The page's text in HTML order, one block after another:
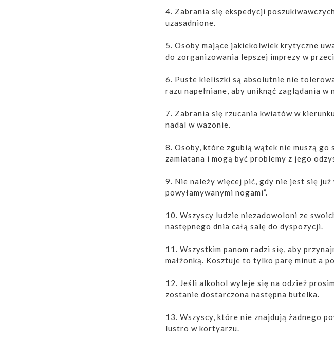
4. Zabrania się ekspedycji
uzasadnione.
5. Osoby mające jakiekolwiek krytyczne
do zorganizowania lepszej imprezy w
6. Puste kieliszki są absolutnie nie
razu napełniane, aby uniknąć zaglądania w
7. Zabrania się rzucania kwiatów w
nadal w wazonie.
8. Osoby, które zgubią wątek nie muszą go
zamiatana i mogą być problemy z jego
9. Nie należy więcej pić, gdy nie jest się
powyłamywanymi nogami”.
10. Wszyscy ludzie niezadowoloni ze
następnego dnia całą salę do dyspozycji.
11. Wszystkim panom radzi się, aby
małżonką. Kosztuje to tylko parę minut a
12. Jeśli alkohol wyleje się na odzież
zostanie dostarczona następna butelka.
13. Wszyscy, które nie znajdują żadnego
lustro w kortyarzu.